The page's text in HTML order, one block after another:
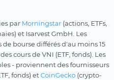
par Morningstar (actions, ETFs,
et Isarvest GmbH. Les
bourse différés d'au moins 15
cours de VNI (ETF, fonds). Les
- proviennent des fournisseurs
fonds) etCoinGecko (crypto-